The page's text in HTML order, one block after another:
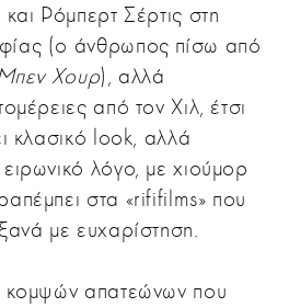
Ρόμπερτ Σέρτις στη
(ο άνθρωπος πίσω από
Χουρ), αλλά
από τον Χιλ, έτσι
κλασικό look, αλλά
λόγο, με χιούμορ
στα «rififilms» που
με ευχαρίστηση.
κομψών απατεώνων που